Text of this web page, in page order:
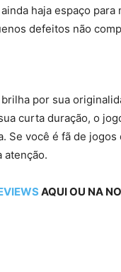
haja espaço
defeitos não
por sua
curta duração, o
Se você é fã de
atenção.
AQUI OU NA